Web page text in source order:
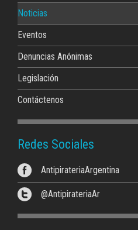
Noticias
Eventos
Denuncias Anónimas
Legislación
Contáctenos
Redes Sociales
AntipirateriaArgentina
@AntipirateriaAr